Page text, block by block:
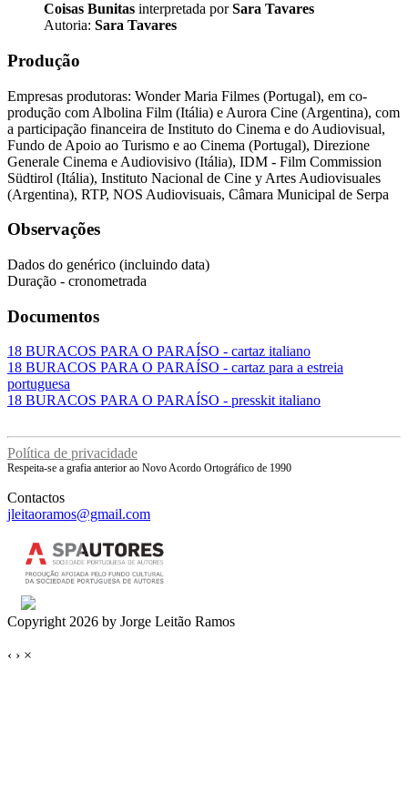
Coisas Bunitas interpretada porSara Tavares
Autoria: Sara Tavares
Produção
Empresas produtoras: Wonder Maria Filmes (Portugal), em co-
produção com Albolina Film (Itália) e Aurora Cine (Argentina), com
a participação financeira de Instituto do Cinema e do Audiovisual,
Fundo de Apoio ao Turismo e ao Cinema (Portugal), Direzione
Generale Cinema e Audiovisivo (Itália), IDM - Film Commission
Südtirol (Itália), Instituto Nacional de Cine y Artes Audiovisuales
(Argentina), RTP, NOS Audiovisuais, Câmara Municipal de Serpa
Observações
Dados do genérico (incluindo data)
Duração - cronometrada
Documentos
18 BURACOS PARA O PARAÍSO - cartaz italiano
18 BURACOS PARA O PARAÍSO - cartaz para a estreia
portuguesa
18 BURACOS PARA O PARAÍSO - presskit italiano
Política de privacidade
Respeita-se a grafia anterior ao Novo Acordo Ortográfico de 1990
Contactos
jleitaoramos@gmail.com
Copyright 2026 by Jorge Leitão Ramos
‹ › ×